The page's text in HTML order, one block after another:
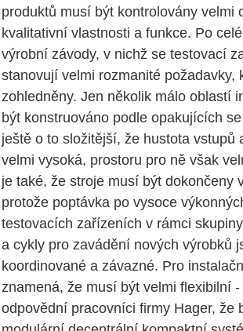
produktů musí být kontrolovány velmi
kvalitativní vlastnosti a funkce. Po
výrobní závody, v nichž se testovací
stanovují velmi rozmanité požadavky,
zohledněny. Jen několik málo oblastí
být konstruováno podle opakujících
ještě o to složitější, že hustota vstupů
velmi vysoká, prostoru pro ně však
je také, že stroje musí být dokončeny
protože poptávka po vysoce
testovacích zařízeních v rámci
a cykly pro zavádění nových výrobků
koordinované a závazné. Pro
znamená, že musí být velmi flexibilní
odpovědní pracovníci firmy Hager, že